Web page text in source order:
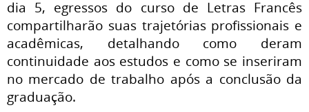
dia 5, egressos do curso de Letras Francês
compartilharão suas trajetórias profissionais e
acadêmicas, detalhando como deram
continuidade aos estudos e como se inseriram
no mercado de trabalho após a conclusão da
graduação.